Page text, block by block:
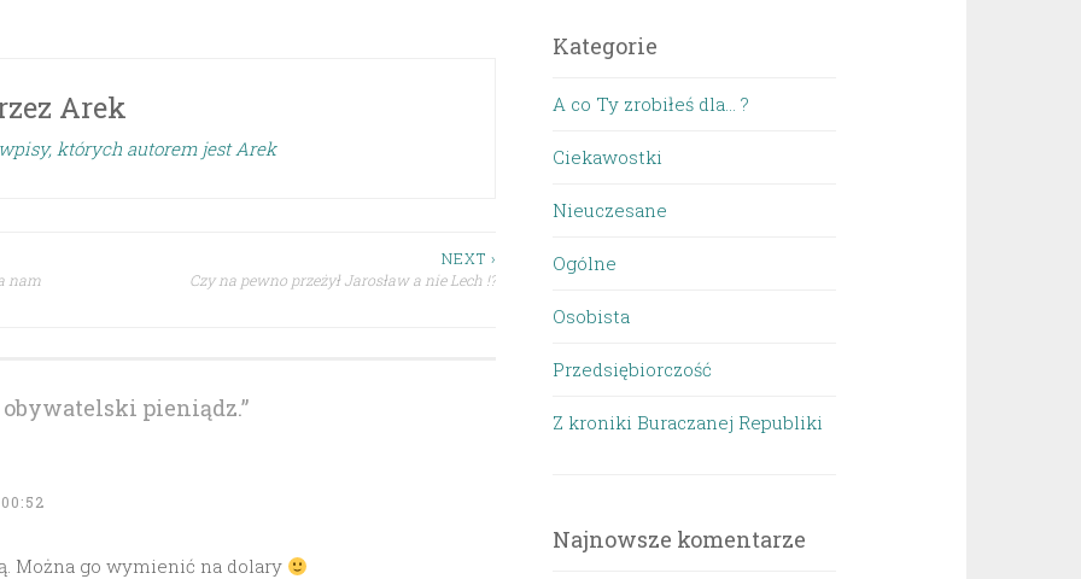
Arek
których autorem jest Arek
nam
NEXT ›
Czy na pewno przeżył Jarosław a nie Lech !?
obywatelski pieniądz.”
Można go wymienić na dolary
Kategorie
A co Ty zrobiłeś dla… ?
Ciekawostki
Nieuczesane
Ogólne
Osobista
Przedsiębiorczość
Z kroniki Buraczanej Republiki
Najnowsze komentarze